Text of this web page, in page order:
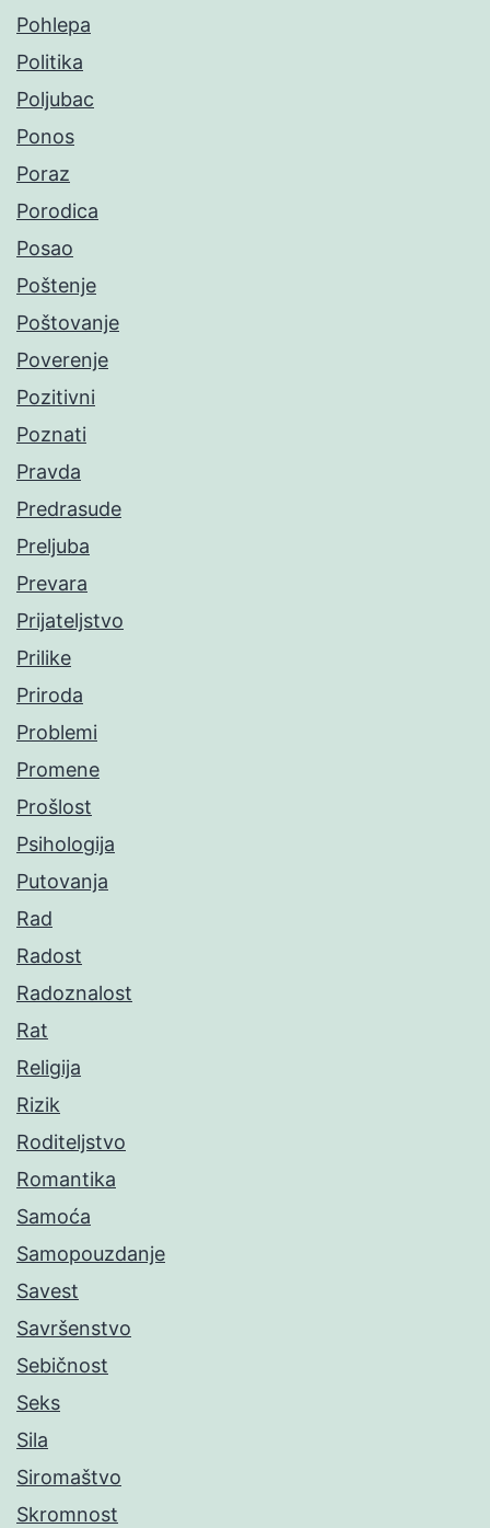
Pohlepa
Politika
Poljubac
Ponos
Poraz
Porodica
Posao
Poštenje
Poštovanje
Poverenje
Pozitivni
Poznati
Pravda
Predrasude
Preljuba
Prevara
Prijateljstvo
Prilike
Priroda
Problemi
Promene
Prošlost
Psihologija
Putovanja
Rad
Radost
Radoznalost
Rat
Religija
Rizik
Roditeljstvo
Romantika
Samoća
Samopouzdanje
Savest
Savršenstvo
Sebičnost
Seks
Sila
Siromaštvo
Skromnost